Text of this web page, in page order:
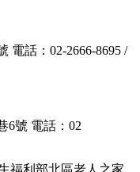
電話：02-2666-8695 /
6號 電話：02
福利部北區老人之家